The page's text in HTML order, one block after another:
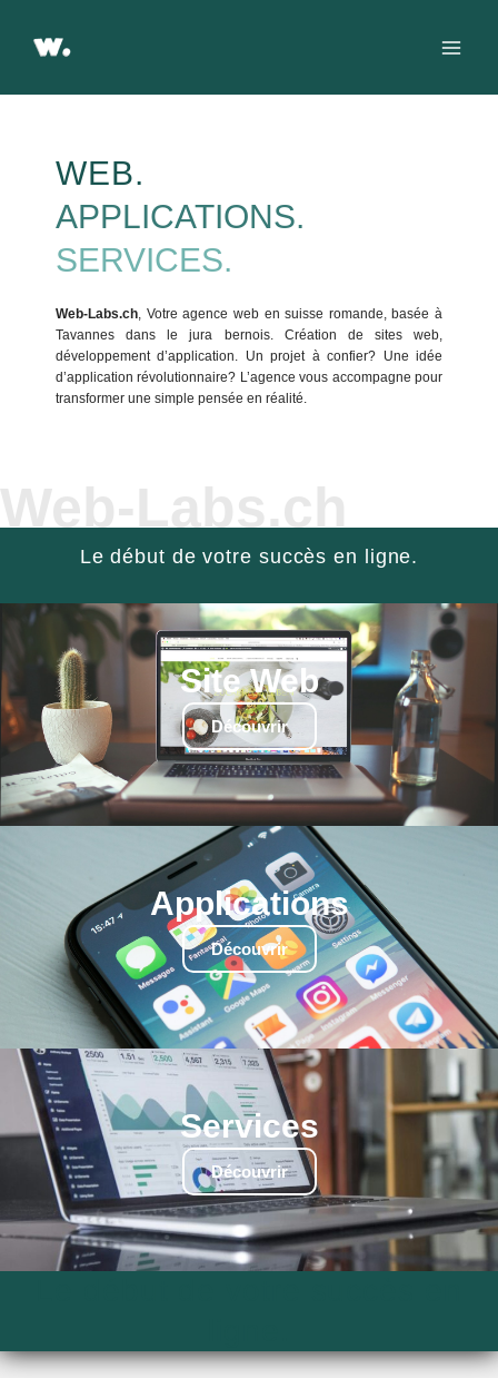
WEB.
APPLICATIONS.
SERVICES.
Web-Labs.ch, Votre agence web en suisse romande, basée à
Tavannes dans le jura bernois. Création de sites web,
développement d’application. Un projet à confier? Une idée
d’application révolutionnaire? L’agence vous accompagne pour
transformer une simple pensée en réalité.
Le début de votre succès en ligne.
Site Web
Découvrir
Applications
Découvrir
Services
Découvrir